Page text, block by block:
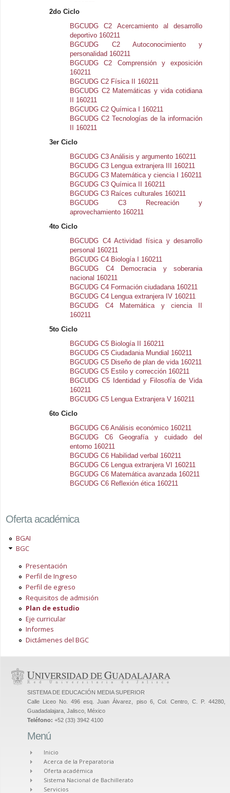
2do Ciclo
BGCUDG C2 Acercamiento al desarrollo
deportivo 160211
BGCUDG C2 Autoconocimiento y
personalidad 160211
BGCUDG C2 Comprensión y exposición
160211
BGCUDG C2 Física II 160211
BGCUDG C2 Matemáticas y vida cotidiana
II 160211
BGCUDG C2 Química I 160211
BGCUDG C2 Tecnologías de la información
II 160211
3er Ciclo
BGCUDG C3 Análisis y argumento 160211
BGCUDG C3 Lengua extranjera III 160211
BGCUDG C3 Matemática y ciencia I 160211
BGCUDG C3 Química II 160211
BGCUDG C3 Raíces culturales 160211
BGCUDG C3 Recreación y
aprovechamiento 160211
4to Ciclo
BGCUDG C4 Actividad física y desarrollo
personal 160211
BGCUDG C4 Biología I 160211
BGCUDG C4 Democracia y soberania
nacional 160211
BGCUDG C4 Formación ciudadana 160211
BGCUDG C4 Lengua extranjera IV 160211
BGCUDG C4 Matemática y ciencia II
160211
5to Ciclo
BGCUDG C5 Biología II 160211
BGCUDG C5 Ciudadania Mundial 160211
BGCUDG C5 Diseño de plan de vida 160211
BGCUDG C5 Estilo y corrección 160211
BGCUDG C5 Identidad y Filosofía de Vida
160211
BGCUDG C5 Lengua Extranjera V 160211
6to Ciclo
BGCUDG C6 Análisis económico 160211
BGCUDG C6 Geografía y cuidado del
entorno 160211
BGCUDG C6 Habilidad verbal 160211
BGCUDG C6 Lengua extranjera VI 160211
BGCUDG C6 Matemática avanzada 160211
BGCUDG C6 Reflexión ética 160211
Oferta académica
BGAI
BGC
Presentación
Perfil de Ingreso
Perfil de egreso
Requisitos de admisión
Plan de estudio
Eje curricular
Informes
Dictámenes del BGC
SISTEMA DE EDUCACIÓN MEDIA SUPERIOR
Calle Liceo No. 496 esq. Juan Álvarez, piso 6, Col. Centro, C. P. 44280,
Guadadalajara, Jalisco, México
Teléfono: +52 (33) 3942 4100
Menú
Inicio
Acerca de la Preparatoria
Oferta académica
Sistema Nacional de Bachillerato
Servicios